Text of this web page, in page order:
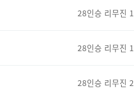
28인승 리무진 1
28인승 리무진 1
28인승 리무진 2